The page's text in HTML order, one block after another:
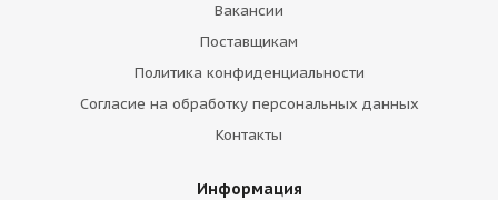
Вакансии
Поставщикам
Политика конфиденциальности
Согласие на обработку персональных данных
Контакты
Информация